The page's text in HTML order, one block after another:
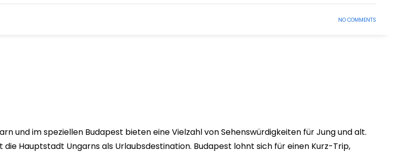
NO COMMENTS
und im speziellen Budapest bieten eine Vielzahl von Sehenswürdigkeiten für Jung und alt.
Hauptstadt Ungarns als Urlaubsdestination. Budapest lohnt sich für einen Kurz-Trip,